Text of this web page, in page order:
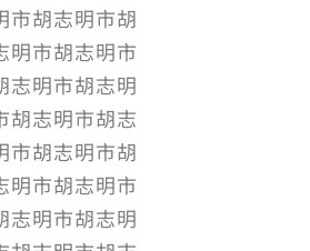
市胡志明市胡
明市胡志明市
志明市胡志明
胡志明市胡志
市胡志明市胡
明市胡志明市
志明市胡志明